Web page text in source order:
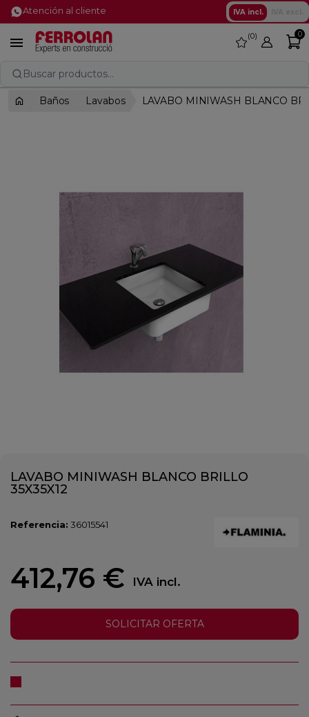
Atención al cliente IVA incl.
 favorite
0 0
Buscar productos...
Baños Lavabos LAVABO MINIWASH BLANCO
LAVABO MINIWASH BLANCO BRILLO
35X35X12
Referencia: 36015541
412,76 € IVA incl.
SOLICITAR OFERTA